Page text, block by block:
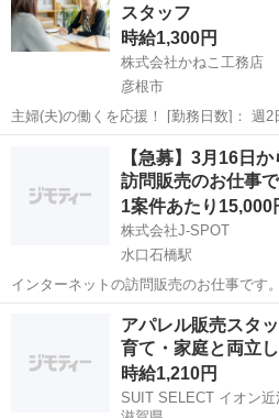
スタッフ
時給1,300円
株式会社かねこ工務店
彦根市
主婦(夫)の働くを応援！ [勤務日数]： 週2日~
09:00~12:00/10:00~13:00/13:00~16:00/
火/木/金/土/日 などから選べます [勤務...
営業
【急募】3月16日
訪問販売のお仕事で
1案件あたり15,000
株式会社J-SPOT
水口石橋駅
インターネットの訪問販売のお仕事です
で、基本的にフルコミのお仕事です。 インターネット1件獲得された
方には、最低でも15,000円、獲得コース
払い致します。...
甲賀市 水口石橋駅 営業
アパレル販売スタ
育て・家庭と両立
時給1,210円
SUIT SELECT イオン近